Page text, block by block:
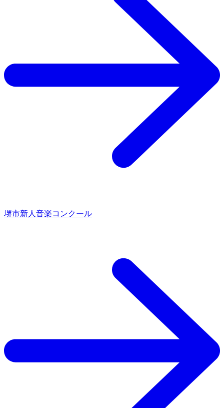
堺市新人音楽コンクール